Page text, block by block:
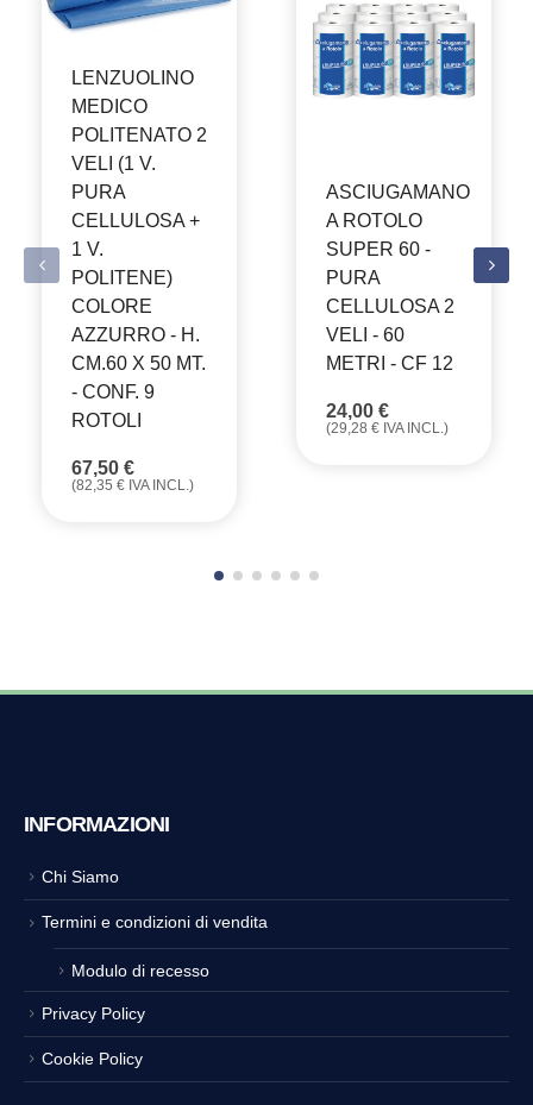
LENZUOLINO
MEDICO
POLITENATO 2
VELI (1 V.
PURA
CELLULOSA +
1 V.
POLITENE)
COLORE
AZZURRO - H.
CM.60 X 50 MT.
- CONF. 9
ROTOLI
67,50 €
(82,35 € IVA INCL.)
ASCIUGAMANO
A ROTOLO
SUPER 60 -
PURA
CELLULOSA 2
VELI - 60
METRI - CF 12
24,00 €
(29,28 € IVA INCL.)
INFORMAZIONI
Chi Siamo
Termini e condizioni di vendita
Modulo di recesso
Privacy Policy
Cookie Policy